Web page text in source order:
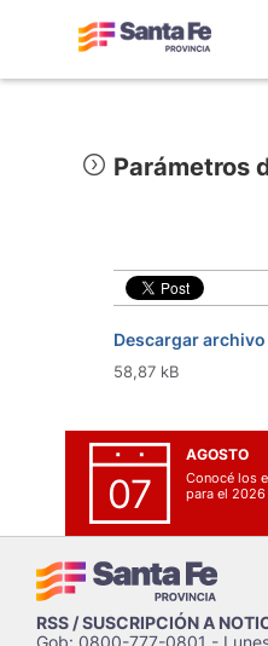
Parámetros
Descargar archivo
58,87 kB
07
AGOSTO
Conocé los
para el 2026
RSS / SUSCRIPCIÓN A
Gob: 0800-777-0801 -